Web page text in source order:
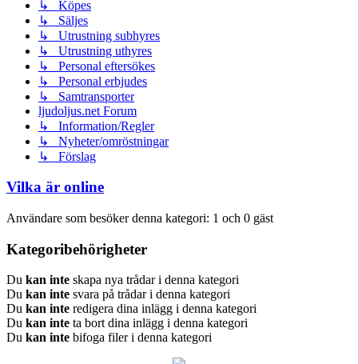
↳ Köpes
↳ Säljes
↳ Utrustning subhyres
↳ Utrustning uthyres
↳ Personal eftersökes
↳ Personal erbjudes
↳ Samtransporter
ljudoljus.net Forum
↳ Information/Regler
↳ Nyheter/omröstningar
↳ Förslag
Vilka är online
Användare som besöker denna kategori: 1 och 0 gäst
Kategoribehörigheter
Du kan inte skapa nya trådar i denna kategori
Du kan inte svara på trådar i denna kategori
Du kan inte redigera dina inlägg i denna kategori
Du kan inte ta bort dina inlägg i denna kategori
Du kan inte bifoga filer i denna kategori